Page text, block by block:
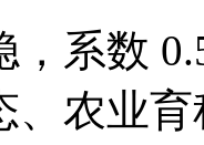
，系数
、农业